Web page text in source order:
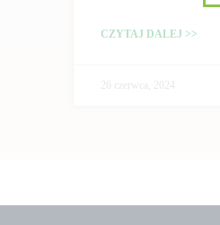
CZYTAJ DALEJ >>
26 czerwca, 2024